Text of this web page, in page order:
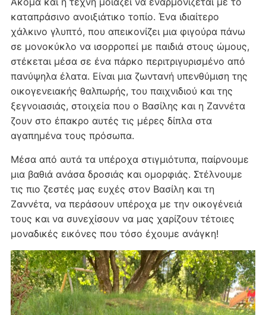
καταπράσινο ανοιξιάτικο τοπίο. Ένα ιδιαίτερο
χάλκινο γλυπτό, που απεικονίζει μια φιγούρα πάνω
σε μονοκύκλο να ισορροπεί με παιδιά στους ώμους,
στέκεται μέσα σε ένα πάρκο περιτριγυρισμένο από
πανύψηλα έλατα. Είναι μια ζωντανή υπενθύμιση της
οικογενειακής θαλπωρής, του παιχνιδιού και της
ξεγνοιασιάς, στοιχεία που ο Βασίλης και η Ζαννέτα
ζουν στο έπακρο αυτές τις μέρες δίπλα στα
αγαπημένα τους πρόσωπα.
Μέσα από αυτά τα υπέροχα στιγμιότυπα, παίρνουμε
μια βαθιά ανάσα δροσιάς και ομορφιάς. Στέλνουμε
τις πιο ζεστές μας ευχές στον Βασίλη και τη
Ζαννέτα, να περάσουν υπέροχα με την οικογένειά
τους και να συνεχίσουν να μας χαρίζουν τέτοιες
μοναδικές εικόνες που τόσο έχουμε ανάγκη!